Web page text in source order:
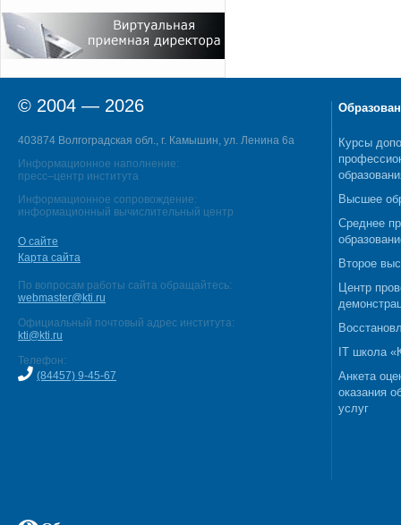
© 2004 — 2026
403874 Волгоградская обл., г. Камышин, ул. Ленина 6а
Информационное наполнение:
пресс–центр института
Информационное сопровождение:
информационный вычислительный центр
О сайте
Карта сайта
По вопросам работы сайта обращайтесь:
webmaster@kti.ru
Официальный почтовый адрес института:
kti@kti.ru
Телефон:
(84457) 9-45-67
Курсы
Высшее
Среднее
Второе
Центр
IT школа
Анкета
оказания
услуг